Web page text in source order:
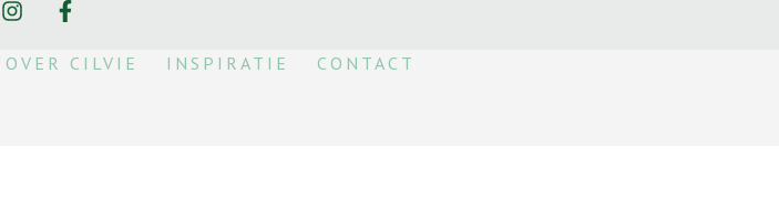
OVER CILVIE INSPIRATIE CONTACT